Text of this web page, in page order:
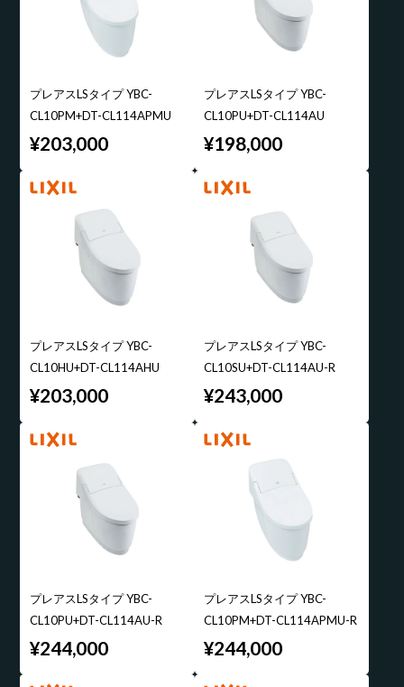
プレアスLSタイプ YBC-
CL10PM+DT-CL114APMU
¥203,000
プレアスLSタイプ YBC-
CL10PU+DT-CL114AU
¥198,000
プレアスLSタイプ YBC-
CL10HU+DT-CL114AHU
¥203,000
プレアスLSタイプ YBC-
CL10SU+DT-CL114AU-R
¥243,000
プレアスLSタイプ YBC-
CL10PU+DT-CL114AU-R
¥244,000
プレアスLSタイプ YBC-
CL10PM+DT-CL114APMU-R
¥244,000